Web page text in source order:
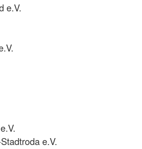
e.V.
e.V.